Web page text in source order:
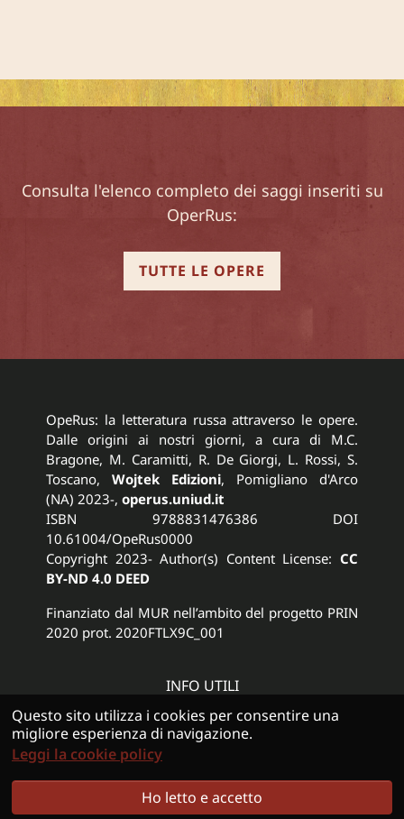
Questo sito utilizza i cookies per consentire una
migliore esperienza di navigazione.
Leggi la cookie policy
Ho letto e accetto
Consulta l'elenco completo dei saggi inseriti su
OperRus:
TUTTE LE OPERE
OpeRus: la letteratura russa attraverso le opere.
Dalle origini ai nostri giorni, a cura di M.C.
Bragone, M. Caramitti, R. De Giorgi, L. Rossi, S.
Toscano,Wojtek Edizioni, Pomigliano d'Arco
(NA) 2023-,operus.uniud.it
ISBN 9788831476386 DOI
10.61004/OpeRus0000
Copyright 2023- Author(s) Content License: CC
BY-ND 4.0 DEED
Finanziato dal MUR nell’ambito del progetto PRIN
2020 prot. 2020FTLX9C_001
INFO UTILI
Privacy Policy
Cookie Policy
Copyright & Credits